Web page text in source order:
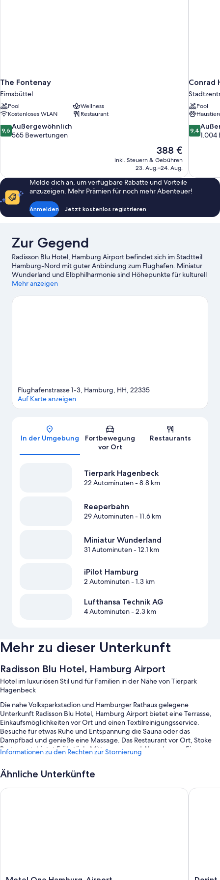
The Fontenay
Eimsbüttel
Pool
Wellness
Kostenloses WLAN
Restaurant
9.6
von
Bewertungen
9,6 Außergewöhnlich
565 Bewertungen
Der
Preis
beträgt
388 €
inkl. Steuern & Gebühren
23. Aug.–24. Aug.
Conrad
Pool
9.4
von
9,4
1.004
Melde dich an, um verfügbare Rabatte und Vorteile
anzuzeigen. Mehr Prämien für noch mehr Abenteuer!
Anmelden Jetzt kostenlos registrieren
Zur Gegend
Radisson Blu Hotel, Hamburg Airport befindet sich im Stadtteil
Hamburg-Nord mit guter Anbindung zum Flughafen. Miniatur
Wunderland und Elbphilharmonie sind Höhepunkte für kulturell
interessierte Besucher, während Reeperbahn und Fischmarkt
Kindern? Dann solltest du diese Attraktion nicht verpassen:
Mehr anzeigen
Karte
Flughafenstrasse 1-3, Hamburg, HH, 22335
Auf Karte anzeigen
In der Umgebung
Fortbewegung
vor Ort
Restaurants
Tierpark Hagenbeck
22 Autominuten- 8.8 km
Reeperbahn
29 Autominuten- 11.6 km
Miniatur Wunderland
31 Autominuten- 12.1 km
iPilot Hamburg
2 Autominuten- 1.3 km
Lufthansa Technik AG
4 Autominuten- 2.3 km
Mehr zu dieser Unterkunft
Radisson Blu Hotel, Hamburg Airport
Hotel im luxuriösen Stil und für Familien in der Nähe von Tierpark
Hagenbeck
Die nahe Volksparkstadion und Hamburger Rathaus gelegene
Unterkunft Radisson Blu Hotel, Hamburg Airport bietet eine Terrasse,
Einkaufsmöglichkeiten vor Ort und einen Textilreinigungsservice.
Besuche für etwas Ruhe und Entspannung die Sauna oder das
Dampfbad und genieße eine Massage. Das Restaurant vor Ort, Stoke
Restaurant, bietet Frühstück, Mittagessen und Abendessen. Eine
Autovermietung vor Ort, eine Bar und kostenloses WLAN in den
angenehmen Aufenthalt brauchst.
Außerdem zählen zu den Extras unter anderem:
Informationen zu den Rechten zur Stornierung
Ähnliche Unterkünfte
Motel One Hamburg-Airport Dorint